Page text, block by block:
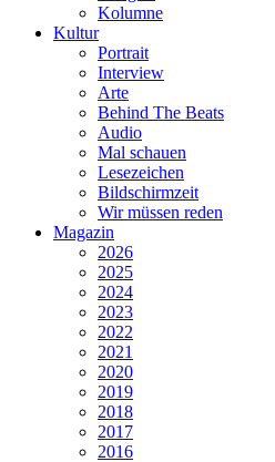
Kolumne
Kultur
Portrait
Interview
Arte
Behind The Beats
Audio
Mal schauen
Lesezeichen
Bildschirmzeit
Wir müssen reden
Magazin
2026
2025
2024
2023
2022
2021
2020
2019
2018
2017
2016